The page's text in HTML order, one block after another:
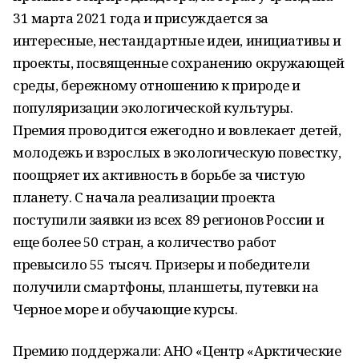
31 марта 2021 года и присуждается за
интересные, нестандартные идеи, инициативы и
проекты, посвященные сохранению окружающей
среды, бережному отношению к природе и
популяризации экологической культуры.
Премия проводится ежегодно и вовлекает детей,
молодежь и взрослых в экологическую повестку,
поощряет их активность в борьбе за чистую
планету. С начала реализации проекта
поступили заявки из всех 89 регионов России и
еще более 50 стран, а количество работ
превысило 55 тысяч. Призеры и победители
получили смартфоны, планшеты, путевки на
Черное море и обучающие курсы.
Премию поддержали: АНО «Центр «Арктические